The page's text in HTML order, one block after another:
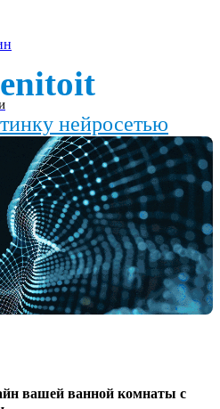
нейросетью
вашей ванной комнаты с